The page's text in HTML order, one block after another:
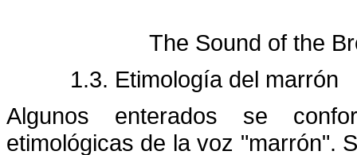
The Sound of the
1.3. Etimología del marrón
Algunos enterados se
etimológicas de la voz "marrón".